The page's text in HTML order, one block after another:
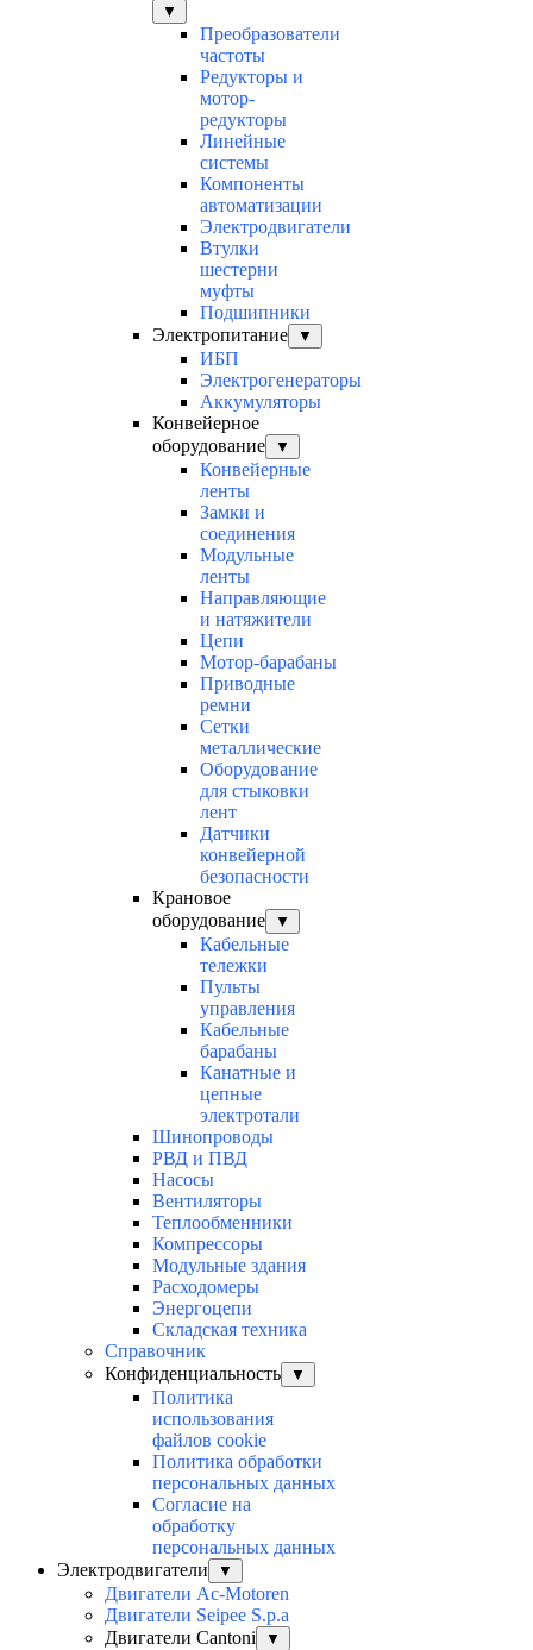
▼
Преобразователи
частоты
Редукторы и
мотор-
редукторы
Линейные
системы
Компоненты
автоматизации
Электродвигатели
Втулки
шестерни
муфты
Подшипники
Электропитание
▼
ИБП
Электрогенераторы
Аккумуляторы
Конвейерное
оборудование
▼
Конвейерные
ленты
Замки и
соединения
Модульные
ленты
Направляющие
и натяжители
Цепи
Мотор-барабаны
Приводные
ремни
Сетки
металлические
Оборудование
для стыковки
лент
Датчики
конвейерной
безопасности
Крановое
оборудование
▼
Кабельные
тележки
Пульты
управления
Кабельные
барабаны
Канатные и
цепные
электротали
Шинопроводы
РВД и ПВД
Насосы
Вентиляторы
Теплообменники
Компрессоры
Модульные здания
Расходомеры
Энергоцепи
Складская техника
Справочник
Конфиденциальность
▼
Политика
использования
файлов cookie
Политика обработки
персональных данных
Согласие на
обработку
персональных данных
Электродвигатели
▼
Двигатели Ac-Motoren
Двигатели Seipee S.p.a
Двигатели Cantoni
▼